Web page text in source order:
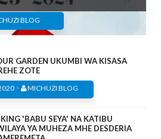
BLOG
GARDEN UKUMBI WA KISASA
ZOTE
- MICHUZI BLOG
'BABU SEYA' NA KATIBU
YA MUHEZA MHE DESDERIA